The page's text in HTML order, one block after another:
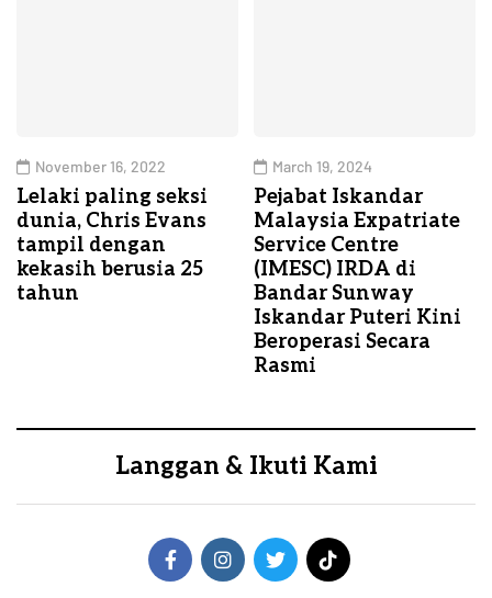
November 16, 2022
Lelaki paling seksi
dunia, Chris Evans
tampil dengan
kekasih berusia 25
tahun
March 19, 2024
Pejabat Iskandar
Malaysia Expatriate
Service Centre
(IMESC) IRDA di
Bandar Sunway
Iskandar Puteri Kini
Beroperasi Secara
Rasmi
Langgan & Ikuti Kami